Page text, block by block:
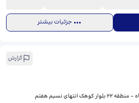
جزئیات بیشتر
گزارش